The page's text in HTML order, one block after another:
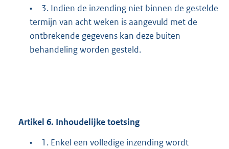
•
3. Indien de inzending niet binnen de gestelde
termijn van acht weken is aangevuld met de
ontbrekende gegevens kan deze buiten
behandeling worden gesteld.
Artikel 6. Inhoudelijke toetsing
•
1. Enkel een volledige inzending wordt